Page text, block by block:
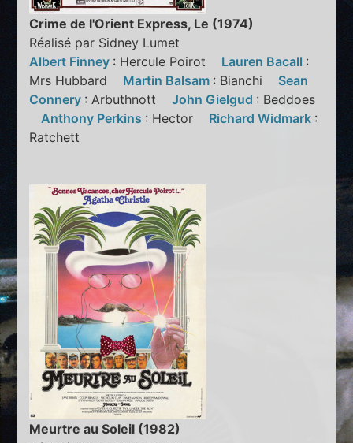
Crime de l'Orient Express, Le (1974)
Réalisé par Sidney Lumet
Albert Finney : Hercule Poirot Lauren Bacall :
Mrs Hubbard Martin Balsam : Bianchi Sean
Connery : ArbuthnottJohn Gielgud : Beddoes
Anthony Perkins : Hector Richard Widmark :
Ratchett
Meurtre au Soleil (1982)